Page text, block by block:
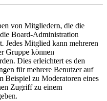
von Mitgliedern, die die
Board-Administration
Jedes Mitglied kann mehreren
Gruppe können
Dies erleichtert es den
für mehrere Benutzer auf
Beispiel zu Moderatoren eines
Zugriff zu einem